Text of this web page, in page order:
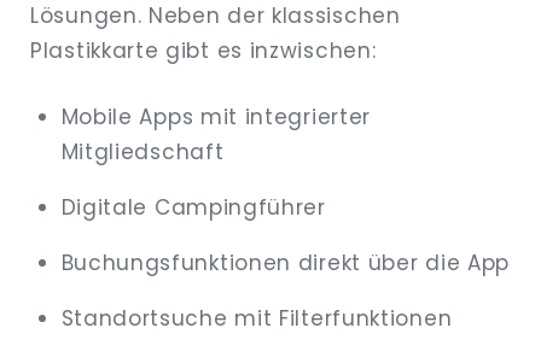
Lösungen. Neben der klassischen
Plastikkarte gibt es inzwischen:
Mobile Apps mit integrierter
Mitgliedschaft
Digitale Campingführer
Buchungsfunktionen direkt über die App
Standortsuche mit Filterfunktionen